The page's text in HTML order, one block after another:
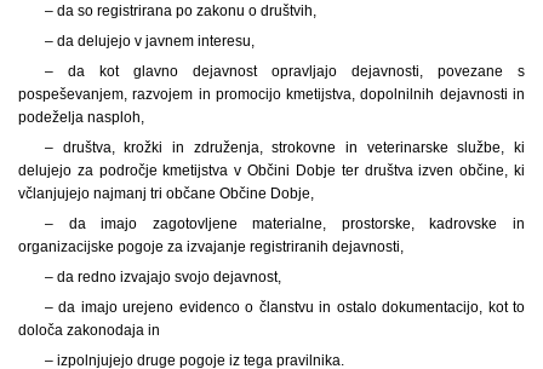
– da so registrirana po zakonu o društvih,
– da delujejo v javnem interesu,
– da kot glavno dejavnost opravljajo dejavnosti, povezane s
pospeševanjem, razvojem in promocijo kmetijstva, dopolnilnih dejavnosti in
podeželja nasploh,
– društva, krožki in združenja, strokovne in veterinarske službe, ki
delujejo za področje kmetijstva v Občini Dobje ter društva izven občine, ki
včlanjujejo najmanj tri občane Občine Dobje,
– da imajo zagotovljene materialne, prostorske, kadrovske in
organizacijske pogoje za izvajanje registriranih dejavnosti,
– da redno izvajajo svojo dejavnost,
– da imajo urejeno evidenco o članstvu in ostalo dokumentacijo, kot to
določa zakonodaja in
– izpolnjujejo druge pogoje iz tega pravilnika.